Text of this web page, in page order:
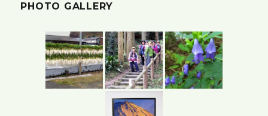
ー
PHOTO GALLERY